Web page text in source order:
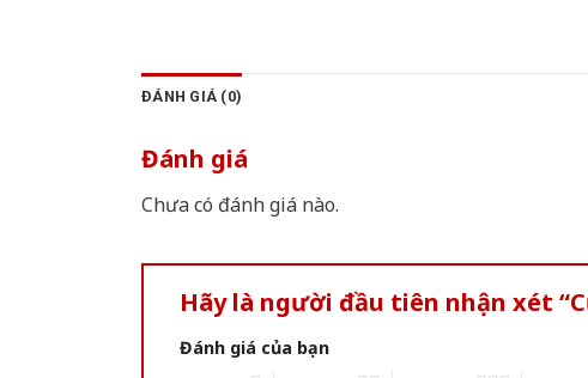
ĐÁNH GIÁ (0)
Đánh giá
Chưa có đánh giá nào.
Hãy là người đầu tiên nhận xét
Đánh giá của bạn